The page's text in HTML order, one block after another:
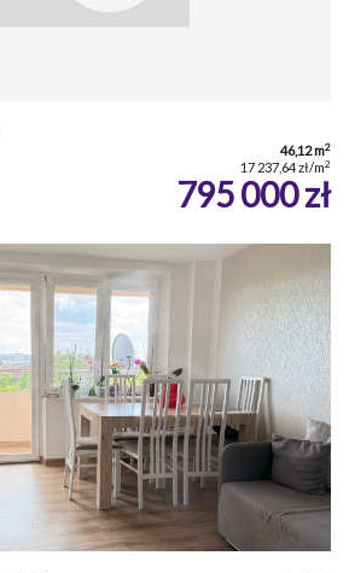
46,12 m2
17 237,64 zł/m2
795 000 zł